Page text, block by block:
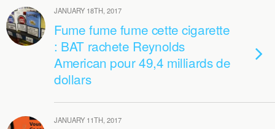
JANUARY 18TH, 2017
Fume fume fume cette cigarette
: BAT rachete Reynolds
American pour 49,4 milliards de
dollars
JANUARY 11TH, 2017